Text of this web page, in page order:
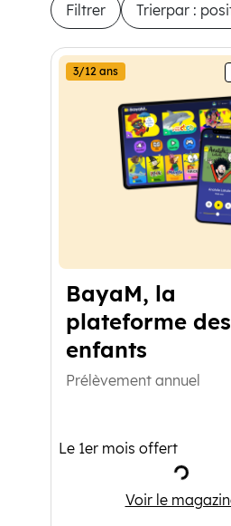
Filtrer Trierpar :
6 produits disponibles
BayaM, la
plateforme des
enfants
3/12 ans
Prélèvement annuel
Le 1er mois offert
Voir le